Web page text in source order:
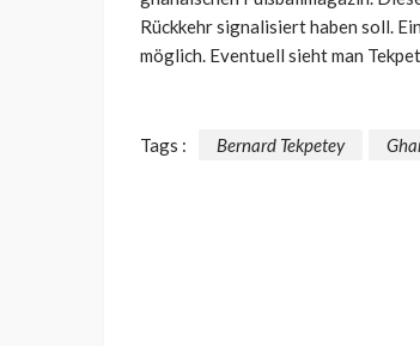
Rückkehr signalisiert haben soll.
möglich. Eventuell sieht man
Tags : Bernard Tekpetey